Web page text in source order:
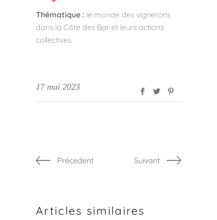
Thématique : le monde des vignerons
dans la Côte des Bar et leurs actions
collectives
17 mai 2023
Précedent Suivant
Articles similaires